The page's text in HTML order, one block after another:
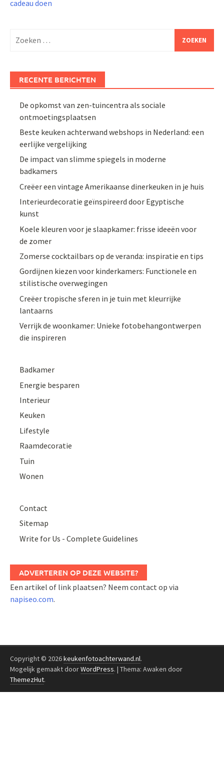
cadeau doen
naar:
RECENTE BERICHTEN
De opkomst van zen-tuincentra als sociale
ontmoetingsplaatsen
Beste keuken achterwand webshops in Nederland: een
eerlijke vergelijking
De impact van slimme spiegels in moderne
badkamers
Creëer een vintage Amerikaanse dinerkeuken in je huis
Interieurdecoratie geïnspireerd door Egyptische
kunst
Koele kleuren voor je slaapkamer: frisse ideeën voor
de zomer
Zomerse cocktailbars op de veranda: inspiratie en tips
Gordijnen kiezen voor kinderkamers: Functionele en
stilistische overwegingen
Creëer tropische sferen in je tuin met kleurrijke
lantaarns
Verrijk de woonkamer: Unieke fotobehangontwerpen
die inspireren
Badkamer
Energie besparen
Interieur
Keuken
Lifestyle
Raamdecoratie
Tuin
Wonen
Contact
Sitemap
Write for Us - Complete Guidelines
ADVERTEREN OP DEZE WEBSITE?
Een artikel of link plaatsen? Neem contact op via
napiseo.com.
Copyright © 2026keukenfotoachterwand.nl.
Mogelijk gemaakt doorWordPress. | Thema: Awaken door
ThemezHut.